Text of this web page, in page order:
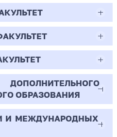
образование
- 10
Практическая
образования
- 50
- 15
ОБРАЗОВАНИЯ
И МЕЖДУНАРОДНЫХ